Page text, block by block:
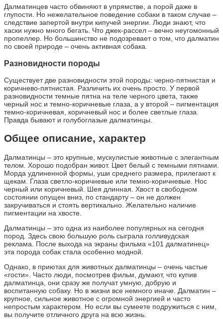
Далматинцев часто обвиняют в упрямстве, а порой даже в
глупости. Но нежелательное поведение собаки в таком случае –
следствие запертой внутри кипучей энергии. Люди знают, что
хаски нужно много бегать. Что джек-рассел – вечно неугомонный
пропеллер. Но большинство не подозревает о том, что далматин
по своей природе – очень активная собака.
Разновидности породы
Существует две разновидности этой породы: черно-пятнистая и
коричнево-пятнистая. Различить их очень просто. У первой
разновидности темные пятна на теле черного цвета, также
черный нос и темно-коричневые глаза, а у второй – пигментация
темно-коричневая, коричневый нос и более светлые глаза.
Правда бывают и голубоглазые далматинцы.
Общее описание, характер
Далматинцы – это крупные, мускулистые животные с элегантным
телом. Хорошо подобран живот. Цвет белый с темными пятнами.
Морда удлиненной формы, уши среднего размера, прилегают к
щекам. Глаза светло-коричневые или темно-коричневые. Нос
черный или коричневый. Шея длинная. Хвост в свободном
состоянии опущен вниз, по стандарту – он не должен
закручиваться и стоять вертикально. Желательно наличие
пигментации на хвосте.
Далматинцы – это одна из наиболее популярных на сегодня
пород. Здесь свою большую роль сыграла голливудская
реклама. После выхода на экраны фильма «101 далматинец»
эта порода собак стала особенно модной.
Однако, в приютах для животных далматинцы – очень частые
«гости». Часто люди, посмотрев фильм, думают, что купив
далматинца, они сразу же получат умную, добрую и
воспитанную собаку. Но в жизни все немного иначе. Далматин –
крупное, сильное животное с огромной энергией и часто
непростым характером. Но если вы сумеете подружиться с ним,
вы получите отличного друга на всю жизнь.